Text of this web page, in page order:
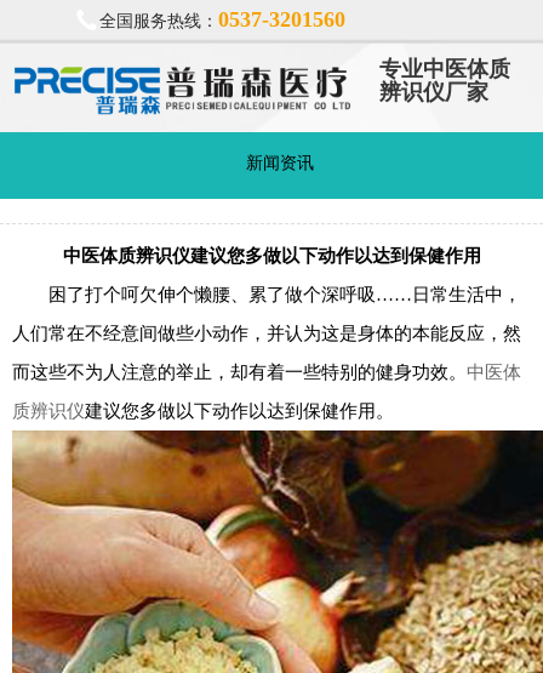
全国服务热线：0537-3201560
专业中医体质
辨识仪厂家
新闻资讯
中医体质辨识仪建议您多做以下动作以达到保健作用
困了打个呵欠伸个懒腰、累了做个深呼吸……日常生活中，
人们常在不经意间做些小动作，并认为这是身体的本能反应，然
而这些不为人注意的举止，却有着一些特别的健身功效。 中医体
质辨识仪建议您多做以下动作以达到保健作用。